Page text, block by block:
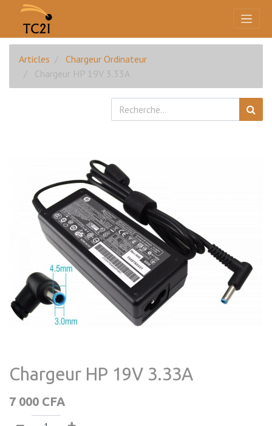
Articles
Chargeur Ordinateur
Chargeur HP 19V 3.33A
Chargeur HP 19V 3.33A
7 000 CFA